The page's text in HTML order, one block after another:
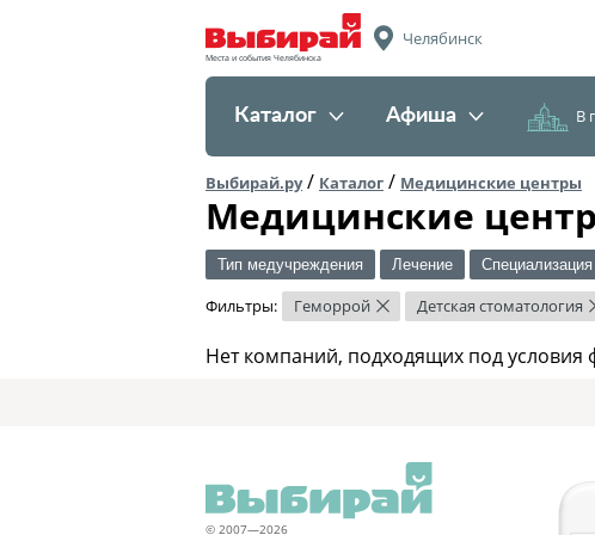
Места и события Челябинска
Челябинск
Каталог Афиша В
Выбирай.ру/ Каталог / Медицинские центры
Медицинские
Тип медучреждения Лечение Специализация
Фильтры: Геморрой × Детская стоматология
Нет компаний, подходящих под условия
© 2007—2026